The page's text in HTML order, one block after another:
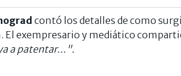
contó los detalles de como
El exempresario y mediático
a patentar...".